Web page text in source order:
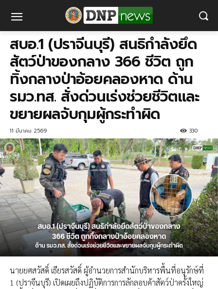
สบอ.1 (ปราจีนบุรี) สนธิกำลังยึด
สัตว์ป่าของกลาง 366 ชีวิต ถูก
ทิ้งกลางป่าอ้อยคลองหาด ด้าน
รมว.ทส. สั่งด่วนเร่งช่วยชีวิตและ
ขยายผลจับกุมผู้กระทำผิด
11 มีนาคม 2569 330
นายยศสวัสดิ์ เธียรสวัสดิ์ ผู้อำนวยการสำนักบริหารพื้นที่อนุรักษ์ที่
1 (ปราจีนบุรี) เปิดเผยถึงปฏิบัติการการลักลอบค้าสัตว์ป่าครั้งใหญ่